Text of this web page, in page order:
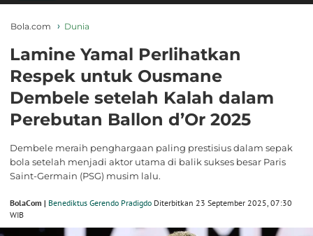
Bola.com Dunia
Lamine Yamal Perlihatkan
Respek untuk Ousmane
Dembele setelah Kalah dalam
Perebutan Ballon d’Or 2025
Dembele meraih penghargaan paling prestisius dalam sepak
bola setelah menjadi aktor utama di balik sukses besar Paris
Saint-Germain (PSG) musim lalu.
BolaCom | Benediktus Gerendo Pradigdo Diterbitkan 23 September 2025, 07:30
WIB